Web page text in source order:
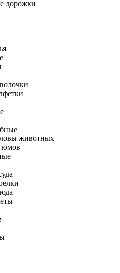
дорожки
животных